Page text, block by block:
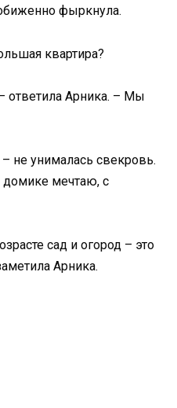
фыркнула.
квартира?
ответила Арника. – Мы
не унималась свекровь.
домике мечтаю, с
сад и огород – это
Арника.